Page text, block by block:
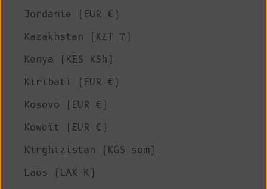
Jordanie (EUR €)
Kazakhstan (KZT ₸)
Kenya (KES KSh)
Kiribati (EUR €)
Kosovo (EUR €)
Koweït (EUR €)
Kirghizistan (KGS som)
Laos (LAK ₭)